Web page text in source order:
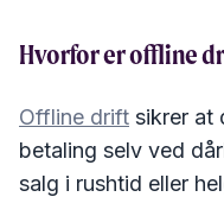
Hvorfor er offline
Offline drift sikrer at
betaling selv ved
salg i rushtid eller